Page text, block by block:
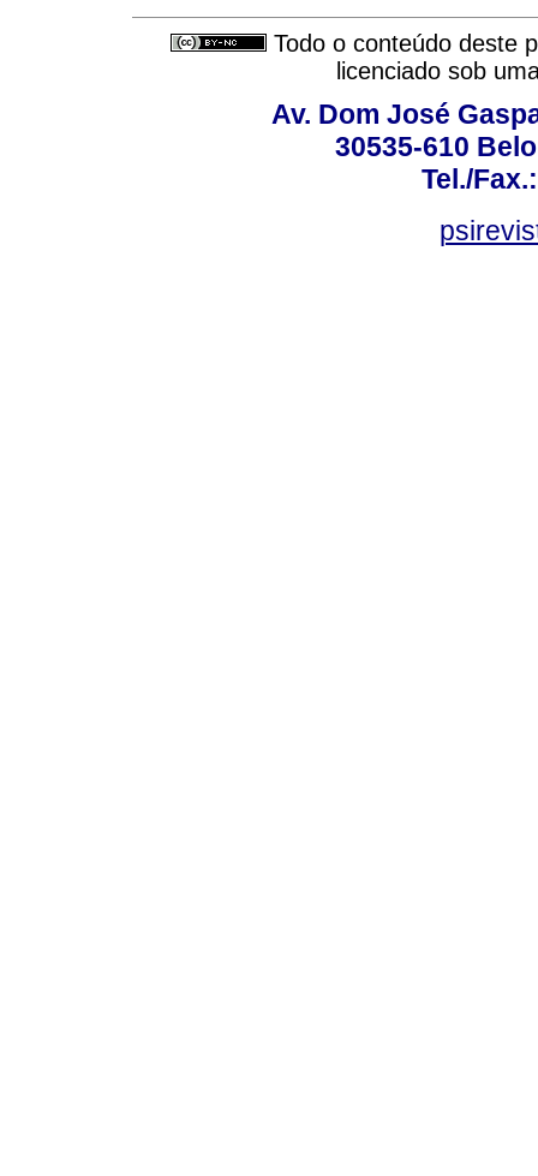
Todo o conteúdo deste
licenciado sob
Av. Dom José
30535-610
Tel./